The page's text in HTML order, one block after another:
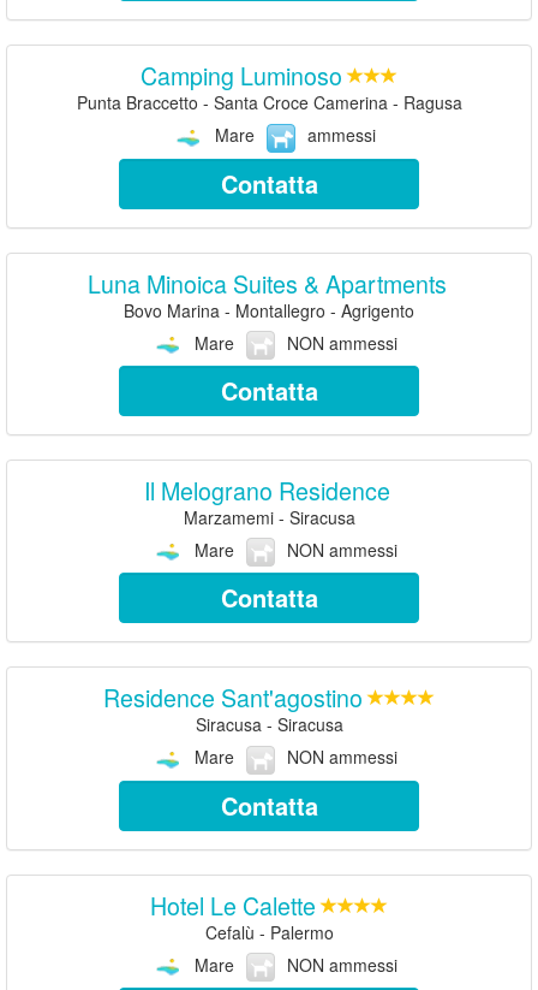
Camping Luminoso
Punta Braccetto - Santa Croce Camerina - Ragusa
Mare
ammessi
Contatta
Luna Minoica Suites & Apartments
Bovo Marina - Montallegro - Agrigento
Mare
NON ammessi
Contatta
Il Melograno Residence
Marzamemi - Siracusa
Mare
NON ammessi
Contatta
Residence Sant'agostino
Siracusa - Siracusa
Mare
NON ammessi
Contatta
Hotel Le Calette
Cefalù - Palermo
Mare
NON ammessi